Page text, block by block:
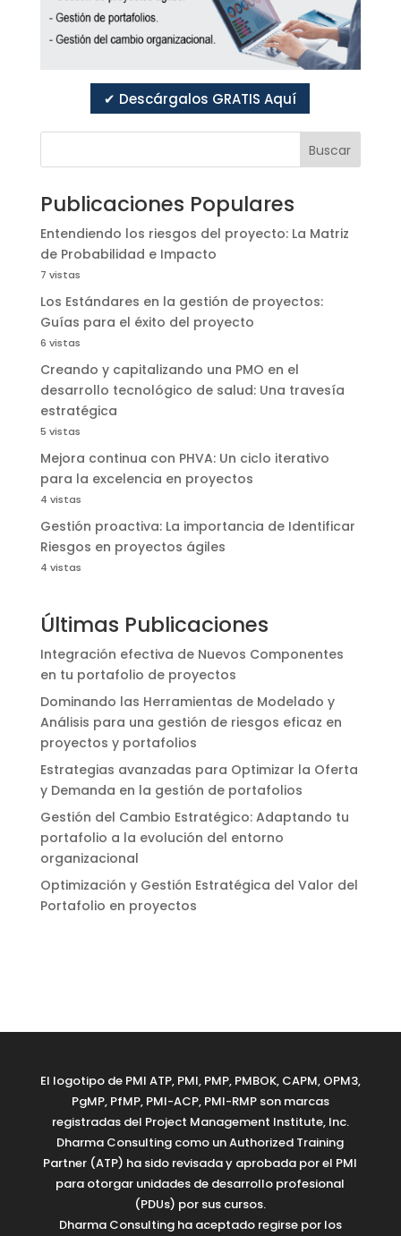
✔ Descárgalos GRATIS Aquí
Buscar
Publicaciones Populares
Entendiendo los riesgos del proyecto: La Matriz
de Probabilidad e Impacto
7 vistas
Los Estándares en la gestión de proyectos:
Guías para el éxito del proyecto
6 vistas
Creando y capitalizando una PMO en el
desarrollo tecnológico de salud: Una travesía
estratégica
5 vistas
Mejora continua con PHVA: Un ciclo iterativo
para la excelencia en proyectos
4 vistas
Gestión proactiva: La importancia de Identificar
Riesgos en proyectos ágiles
4 vistas
Últimas Publicaciones
Integración efectiva de Nuevos Componentes
en tu portafolio de proyectos
Dominando las Herramientas de Modelado y
Análisis para una gestión de riesgos eficaz en
proyectos y portafolios
Estrategias avanzadas para Optimizar la Oferta
y Demanda en la gestión de portafolios
Gestión del Cambio Estratégico: Adaptando tu
portafolio a la evolución del entorno
organizacional
Optimización y Gestión Estratégica del Valor del
Portafolio en proyectos
El logotipo de PMI ATP, PMI, PMP, PMBOK, CAPM, OPM3,
PgMP, PfMP, PMI-ACP, PMI-RMP son marcas
registradas del Project Management Institute, Inc.
Dharma Consulting como un Authorized Training
Partner (ATP) ha sido revisada y aprobada por el PMI
para otorgar unidades de desarrollo profesional
(PDUs) por sus cursos.
Dharma Consulting ha aceptado regirse por los